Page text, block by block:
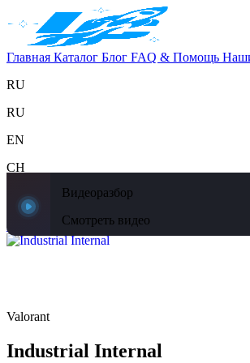
Главная Каталог Блог FAQ & Помощь
RU
RU
EN
CH
Поддержка
Главная
Главная
КаталогValorantIndustrial Internal
Видеоразбор
Смотреть видео
Valorant
Industrial Internal